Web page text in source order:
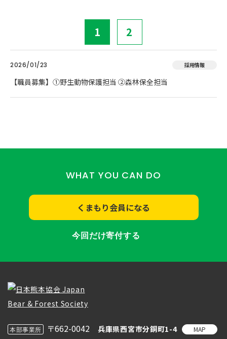
1 2
2026/01/23 採用情報
【職員募集】①野生動物保護担当 ②森林保全担当
WHAT YOU CAN DO
くまもり会員になる
今回だけ寄付する
本部事業所 〒662-0042 兵庫県西宮市分銅町1-4 MAP